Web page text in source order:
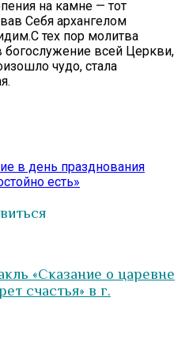
на камне — тот
Себя архангелом
тех пор молитва
всей Церкви,
чудо, стала
в день празднования
есть»
«Сказание о царевне
счастья» в г.